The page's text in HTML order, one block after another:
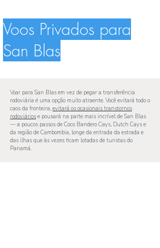
Voos Privados para
San Blas
Voar para San Blas em vez de pegar a transferência
rodoviária é uma opção muito atraente. Você evitará todo o
caos da fronteira, evitará os ocasionais transtornos
rodoviários e pousará na parte mais incrível de San Blas
— a poucos passos de Coco Bandero Cays, Dutch Cays e
da região de Cambombia, longe da entrada da estrada e
das ilhas que às vezes ficam lotadas de turistas do
Panamá.